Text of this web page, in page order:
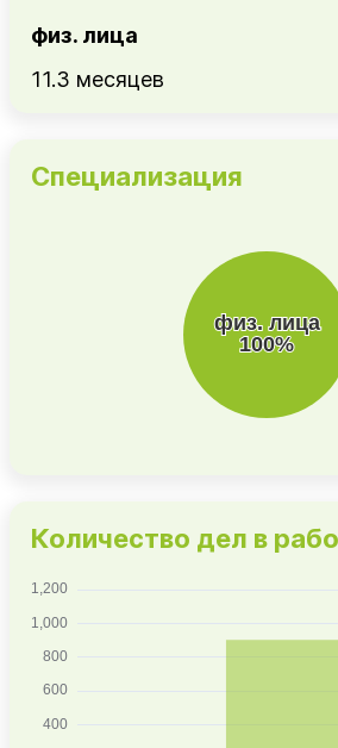
физ. лица
11.3 месяцев
Специализация
Количество дел в